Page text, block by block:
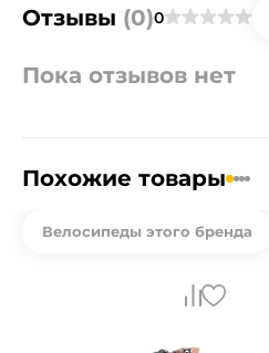
Отзывы (0)0
Пока отзывов нет
Похожие товары
Велосипеды этого бренда